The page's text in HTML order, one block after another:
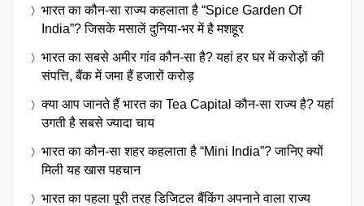
भारत का कौन-सा राज्य कहलाता है “Spice Garden Of
India”? जिसके मसालें दुनिया-भर में है मशहूर
भारत का सबसे अमीर गांव कौन-सा है? यहां हर घर में करोड़ों की
संपत्ति, बैंक में जमा हैं हजारों करोड़
क्या आप जानते हैं भारत का Tea Capital कौन-सा राज्य है? यहां
उगती है सबसे ज्यादा चाय
भारत का कौन-सा शहर कहलाता है “Mini India”? जानिए क्यों
मिली यह खास पहचान
भारत का पहला पूरी तरह डिजिटल बैंकिंग अपनाने वाला राज्य